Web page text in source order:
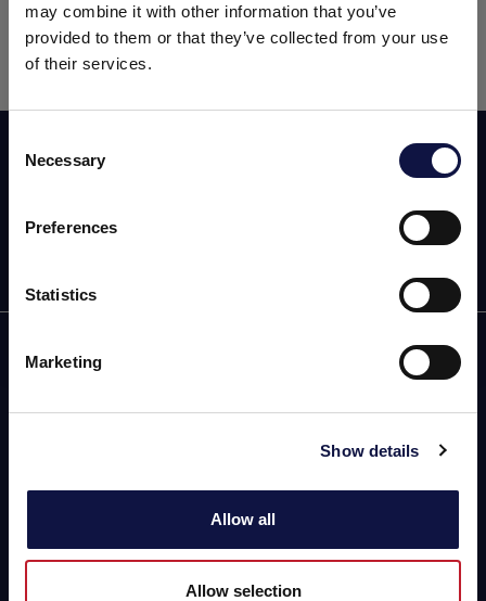
may combine it with other information that you’ve
provided to them or that they’ve collected from your use
of their services.
Selection
Necessary
Preferences
Statistics
Marketing
Show details
Allow all
Allow selection
El presente sitio web está dirigido a un público empresarial.
profesionales y empresas del sector.
Entendido
El evento se llevará a cabo enLancaster County
Convention Center
Suscribirse a nuestro newsletter
AEB
FOOD
SPIRITS